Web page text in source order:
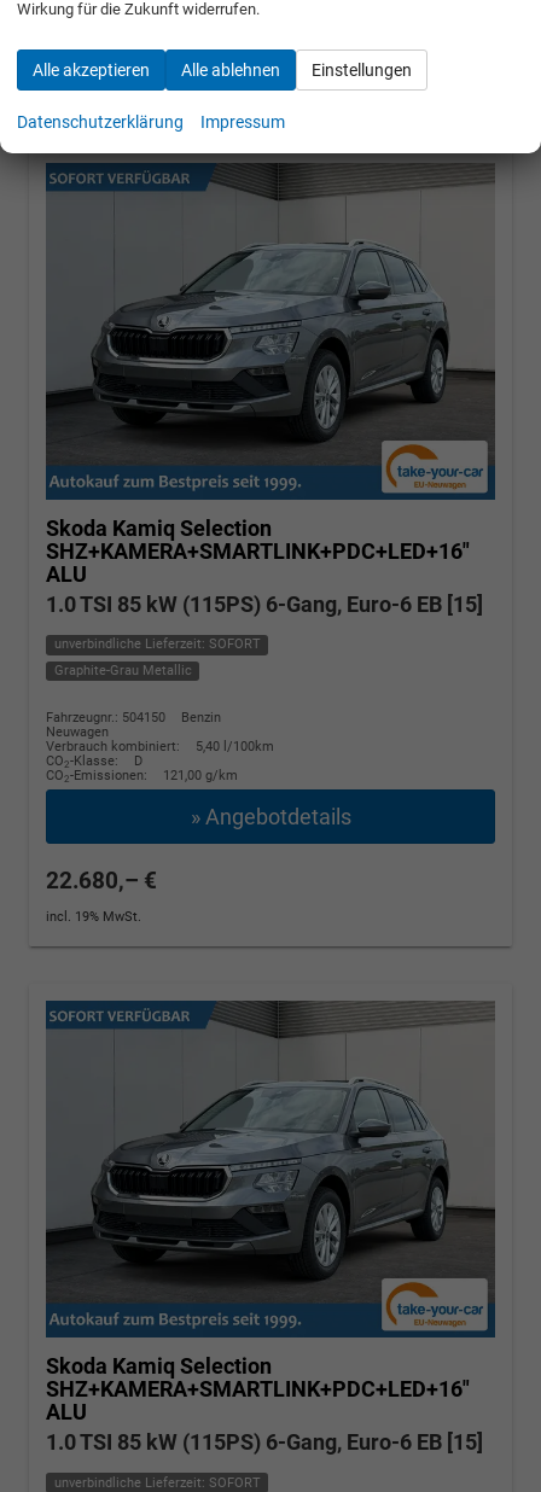
22.450,– €
incl. 19% MwSt.
Skoda Kamiq Selection
SHZ+KAMERA+SMARTLINK+PDC+LED+16"
ALU
1.0 TSI 85 kW (115PS) 6-Gang, Euro-6 EB [15]
unverbindliche Lieferzeit: SOFORT
Graphite-Grau Metallic
Fahrzeugnr.: 504150
Benzin
Neuwagen
Verbrauch kombiniert:
5,40 l/100km
CO2-Klasse:
D
CO2-Emissionen: 121,00 g/km
» Angebotdetails
22.680,– €
incl. 19% MwSt.
Skoda Kamiq Selection
SHZ+KAMERA+SMARTLINK+PDC+LED+16"
ALU
1.0 TSI 85 kW (115PS) 6-Gang, Euro-6 EB [15]
unverbindliche Lieferzeit: SOFORT
Wirkung für die Zukunft widerrufen.
Alle akzeptieren Alle ablehnen Einstellungen
Datenschutzerklärung Impressum